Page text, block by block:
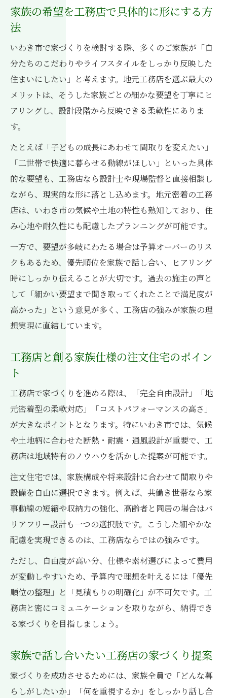
家族の希望を工務店で具体的に形にする方
法
いわき市で家づくりを検討する際、多くのご家族が「自
分たちのこだわりやライフスタイルをしっかり反映した
住まいにしたい」と考えます。地元工務店を選ぶ最大の
メリットは、そうした家族ごとの細かな要望を丁寧にヒ
アリングし、設計段階から反映できる柔軟性にありま
す。
たとえば「子どもの成長にあわせて間取りを変えたい」
「二世帯で快適に暮らせる動線がほしい」といった具体
的な要望も、工務店なら設計士や現場監督と直接相談し
ながら、現実的な形に落とし込めます。地元密着の工務
店は、いわき市の気候や土地の特性も熟知しており、住
み心地や耐久性にも配慮したプランニングが可能です。
一方で、要望が多岐にわたる場合は予算オーバーのリス
クもあるため、優先順位を家族で話し合い、ヒアリング
時にしっかり伝えることが大切です。過去の施主の声と
して「細かい要望まで聞き取ってくれたことで満足度が
高かった」という意見が多く、工務店の強みが家族の理
想実現に直結しています。
工務店と創る家族仕様の注文住宅のポイン
ト
工務店で家づくりを進める際は、「完全自由設計」「地
元密着型の柔軟対応」「コストパフォーマンスの高さ」
が大きなポイントとなります。特にいわき市では、気候
や土地柄に合わせた断熱・耐震・通風設計が重要で、工
務店は地域特有のノウハウを活かした提案が可能です。
注文住宅では、家族構成や将来設計に合わせて間取りや
設備を自由に選択できます。例えば、共働き世帯なら家
事動線の短縮や収納力の強化、高齢者と同居の場合はバ
リアフリー設計も一つの選択肢です。こうした細やかな
配慮を実現できるのは、工務店ならではの強みです。
ただし、自由度が高い分、仕様や素材選びによって費用
が変動しやすいため、予算内で理想を叶えるには「優先
順位の整理」と「見積もりの明確化」が不可欠です。工
務店と密にコミュニケーションを取りながら、納得でき
る家づくりを目指しましょう。
家族で話し合いたい工務店の家づくり提案
家づくりを成功させるためには、家族全員で「どんな暮
らしがしたいか」「何を重視するか」をしっかり話し合